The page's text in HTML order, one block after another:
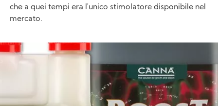
che a quei tempi era l'unico stimolatore disponibile nel
mercato.